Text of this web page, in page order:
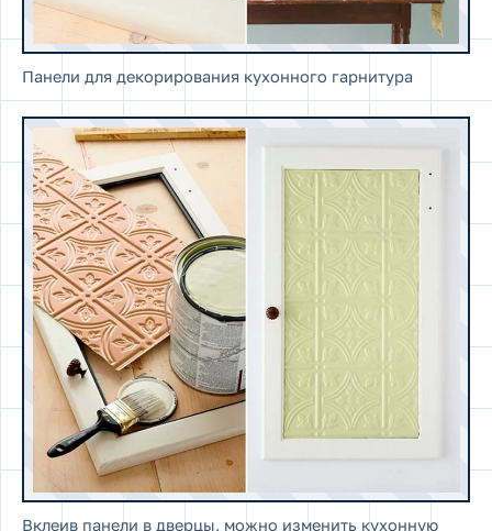
Панели для декорирования кухонного гарнитура
Вклеив панели в дверцы, можно изменить кухонную